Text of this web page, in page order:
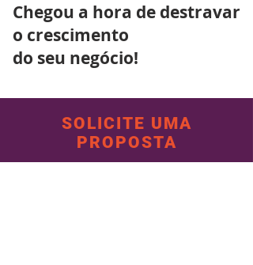
Chegou a hora de destravar
o crescimento
do seu negócio!
SOLICITE UMA
PROPOSTA